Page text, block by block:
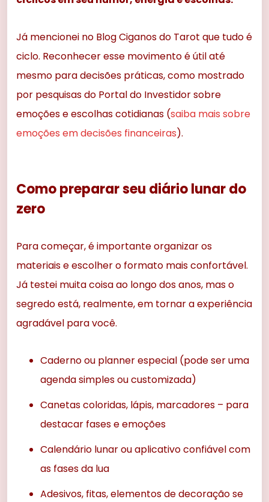
Já mencionei no Blog Ciganos do Tarot que tudo é
ciclo. Reconhecer esse movimento é útil até
mesmo para decisões práticas, como mostrado
por pesquisas do Portal do Investidor sobre
emoções e escolhas cotidianas (saiba mais sobre
emoções em decisões financeiras).
Como preparar seu diário lunar do
zero
Para começar, é importante organizar os
materiais e escolher o formato mais confortável.
Já testei muita coisa ao longo dos anos, mas o
segredo está, realmente, em tornar a experiência
agradável para você.
Caderno ou planner especial (pode ser uma
agenda simples ou customizada)
Canetas coloridas, lápis, marcadores – para
destacar fases e emoções
Calendário lunar ou aplicativo confiável com
as fases da lua
Adesivos, fitas, elementos de decoração se